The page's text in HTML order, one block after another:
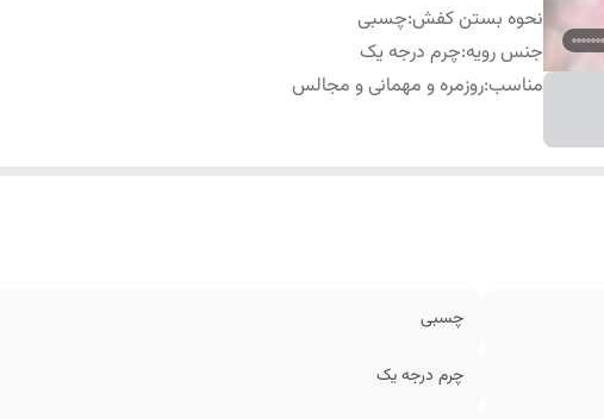
نحوه بستن کفش:چسبی
جنس رویه:چرم درجه یک
مناسب:روزمره و مهمانی و مجالس
چسبی
چرم درجه یک